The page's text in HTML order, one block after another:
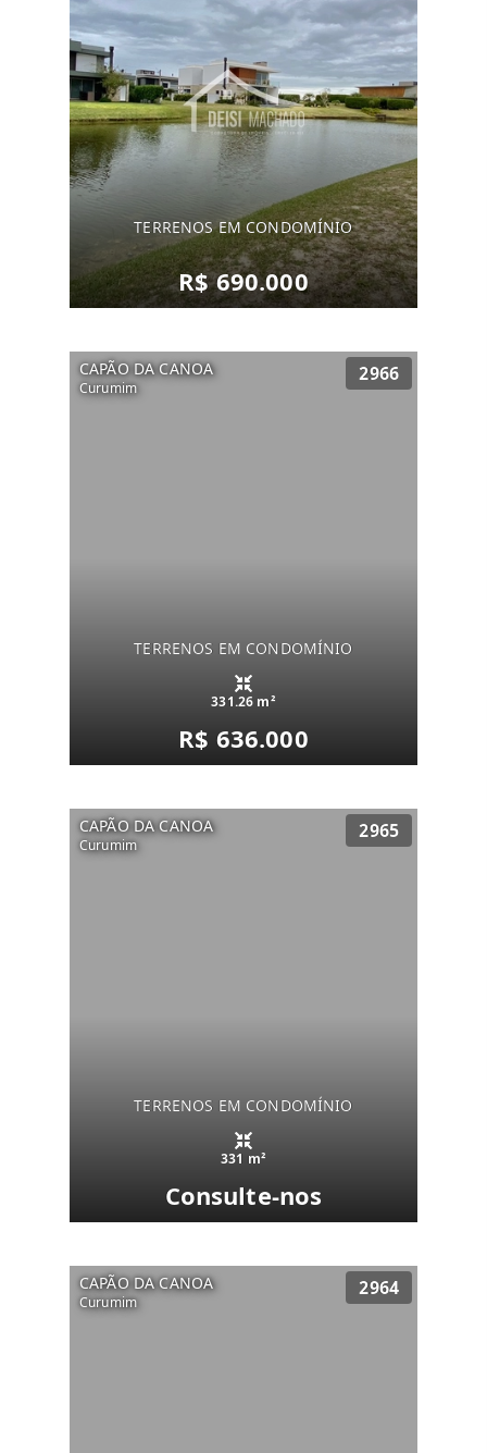
TERRENOS EM CONDOMÍNIO
R$ 690.000
CAPÃO DA CANOA
Curumim
2966
TERRENOS EM CONDOMÍNIO
331.26 m²
R$ 636.000
CAPÃO DA CANOA
Curumim
2965
TERRENOS EM CONDOMÍNIO
331 m²
Consulte-nos
CAPÃO DA CANOA
Curumim
2964